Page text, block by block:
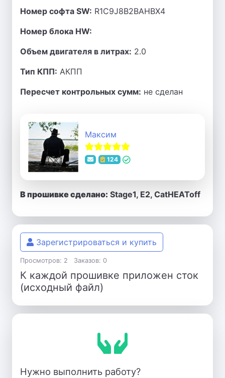
Номер софта SW: R1C9J8B2BAHBX4
Номер блока HW:
Объем двигателя в литрах: 2.0
Тип КПП: АКПП
Пересчет контрольных сумм: не сделан
Максим
124
В прошивке сделано: Stage1, E2, CatHEAToff
Зарегистрироваться и купить
Просмотров: 2 Заказов: 0
К каждой прошивке приложен сток
(исходный файл)
Нужно выполнить работу?